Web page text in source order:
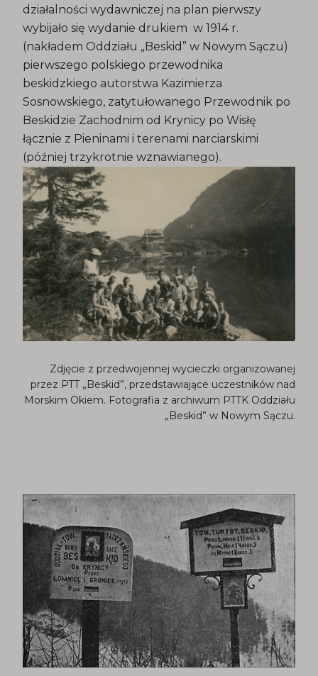
działalności wydawniczej na plan pierwszy
wybijało się wydanie drukiem w 1914 r.
(nakładem Oddziału „Beskid” w Nowym Sączu)
pierwszego polskiego przewodnika
beskidzkiego autorstwa Kazimierza
Sosnowskiego, zatytułowanego Przewodnik po
Beskidzie Zachodnim od Krynicy po Wisłę
łącznie z Pieninami i terenami narciarskimi
(później trzykrotnie wznawianego).
Zdjęcie z przedwojennej wycieczki organizowanej
przez PTT „Beskid”, przedstawiające uczestników nad
Morskim Okiem. Fotografia z archiwum PTTK Oddziału
„Beskid” w Nowym Sączu.